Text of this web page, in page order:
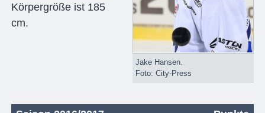
Jake Hansen.
Foto: City-Press
Körpergröße ist 185
cm.